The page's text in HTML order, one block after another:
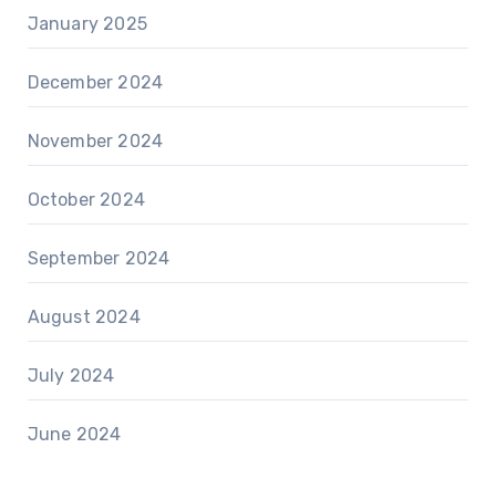
January 2025
December 2024
November 2024
October 2024
September 2024
August 2024
July 2024
June 2024